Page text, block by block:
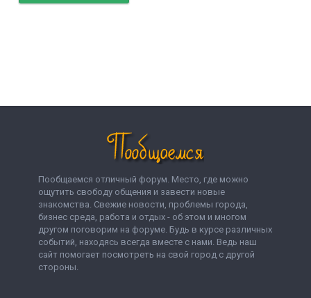
Пообщаемся отличный форум. Место, где можно
ощутить свободу общения и завести новые
знакомства. Свежие новости, проблемы города,
бизнес среда, работа и отдых - об этом и многом
другом поговорим на форуме. Будь в курсе различных
событий, находясь всегда вместе с нами. Ведь наш
сайт помогает посмотреть на свой город с другой
стороны.